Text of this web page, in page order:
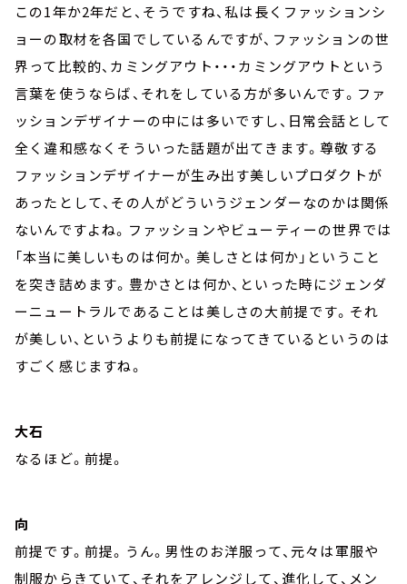
この1年か2年だと、そうですね、私は長くファッションシ
ョーの取材を各国でしているんですが、ファッションの世
界って比較的、カミングアウト・・・カミングアウトという
言葉を使うならば、それをしている方が多いんです。ファ
ッションデザイナーの中には多いですし、日常会話として
全く違和感なくそういった話題が出てきます。尊敬する
ファッションデザイナーが生み出す美しいプロダクトが
あったとして、その人がどういうジェンダーなのかは関係
ないんですよね。ファッションやビューティーの世界では
「本当に美しいものは何か。美しさとは何か」ということ
を突き詰めます。豊かさとは何か、といった時にジェンダ
ーニュートラルであることは美しさの大前提です。それ
が美しい、というよりも前提になってきているというのは
すごく感じますね。
大石
なるほど。前提。
向
前提です。前提。うん。男性のお洋服って、元々は軍服や
制服からきていて、それをアレンジして、進化して、メン